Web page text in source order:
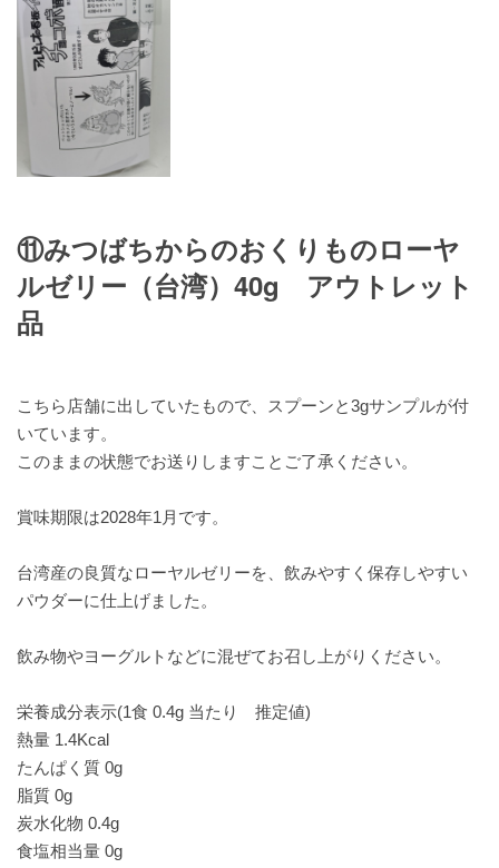
⑪みつばちからのおくりものローヤ
ルゼリー（台湾）40g アウトレット
品
こちら店舗に出していたもので、スプーンと3gサンプルが付
いています。
このままの状態でお送りしますことご了承ください。
賞味期限は2028年1月です。
台湾産の良質なローヤルゼリーを、飲みやすく保存しやすい
パウダーに仕上げました。
飲み物やヨーグルトなどに混ぜてお召し上がりください。
栄養成分表示(1食 0.4g 当たり 推定値)
熱量 1.4Kcal
たんぱく質 0g
脂質 0g
炭水化物 0.4g
食塩相当量 0g